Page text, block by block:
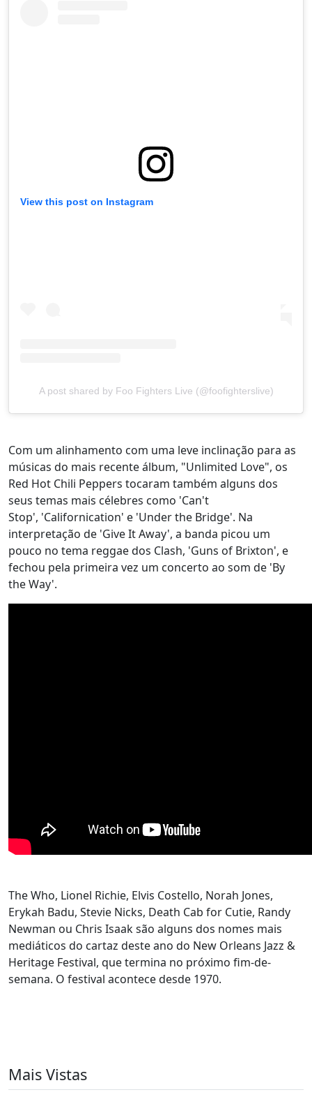
View this post on Instagram
A post shared by Foo Fighters Live (@foofighterslive)
Com um alinhamento com uma leve inclinação para as
músicas do mais recente álbum, "Unlimited Love", os
Red Hot Chili Peppers tocaram também alguns dos
seus temas mais célebres como 'Can't
Stop', 'Californication' e 'Under the Bridge'. Na
interpretação de 'Give It Away', a banda picou um
pouco no tema reggae dos Clash, 'Guns of Brixton', e
fechou pela primeira vez um concerto ao som de 'By
the Way'.
The Who, Lionel Richie, Elvis Costello, Norah Jones,
Erykah Badu, Stevie Nicks, Death Cab for Cutie, Randy
Newman ou Chris Isaak são alguns dos nomes mais
mediáticos do cartaz deste ano do New Orleans Jazz &
Heritage Festival, que termina no próximo fim-de-
semana. O festival acontece desde 1970.
Mais Vistas